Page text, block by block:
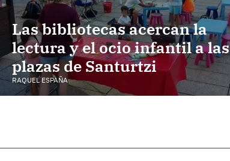
Las bibliotecas acercan la
lectura y el ocio infantil a las
plazas de Santurtzi
RAQUEL ESPAÑA